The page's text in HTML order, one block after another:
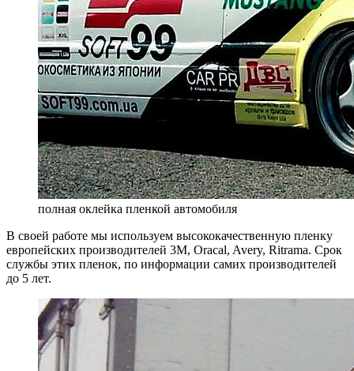
полная оклейка пленкой автомобиля
В своей работе мы используем высококачественную пленку
европейских производителей 3M, Oracal, Avery, Ritrama. Срок
службы этих пленок, по информации самих производителей
до 5 лет.